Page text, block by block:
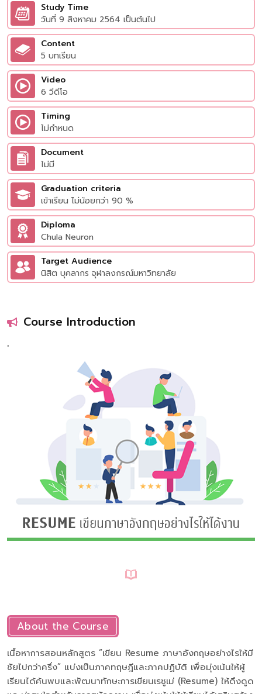
Study Time
วันที่ 9 สิงหาคม 2564 เป็นต้นไป
Content
5 บทเรียน
Video
6 วีดีโอ
Timing
ไม่กำหนด
Document
ไม่มี
Graduation criteria
เข้าเรียน ไม่น้อยกว่า 90 %
Diploma
Chula Neuron
Target Audience
นิสิต บุคลากร จุฬาลงกรณ์มหาวิทยาลัย
Course Introduction
'
About the Course
เนื้อหาการสอนหลักสูตร “เขียน Resume ภาษาอังกฤษอย่างไรให้มี
ชัยไปกว่าครึ่ง” แบ่งเป็นภาคทฤษฎีและภาคปฏิบัติ เพื่อมุ่งเน้นให้ผู้
เรียนได้ค้นพบและพัฒนาทักษะการเขียนเรซูเม่ (Resume) ให้ดึงดูด